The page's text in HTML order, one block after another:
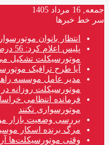
جمعه, 16 مرداد 1405
سر خط خبرها
انتظار بانوان
پلیس
موتورسیکلت تشکیل
آیا طرح ترافیک
مدیر عامل موسسه
موتورسیکلت روزانه
فرمانده انتظامی
موتورسواری نکنند
بررسی وضعیت بازار
مرگ برنده اسکار
وقتی موتورسیکلت‌ها